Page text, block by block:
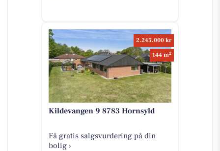
2.245.000 kr
144 m2
Kildevangen 9 8783 Hornsyld
Få gratis salgsvurdering på din
bolig ›